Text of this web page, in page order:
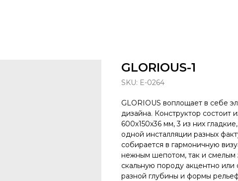
GLORIOUS-1
SKU: E-0264
GLORIOUS воплощает в себе
дизайна. Конструктор состоит
600х150х36 мм, 3 из них
одной инсталляции разных
собирается в гармоничную
нежным шепотом, так и смелым
скальную породу акцентно или
разной глубины и формы